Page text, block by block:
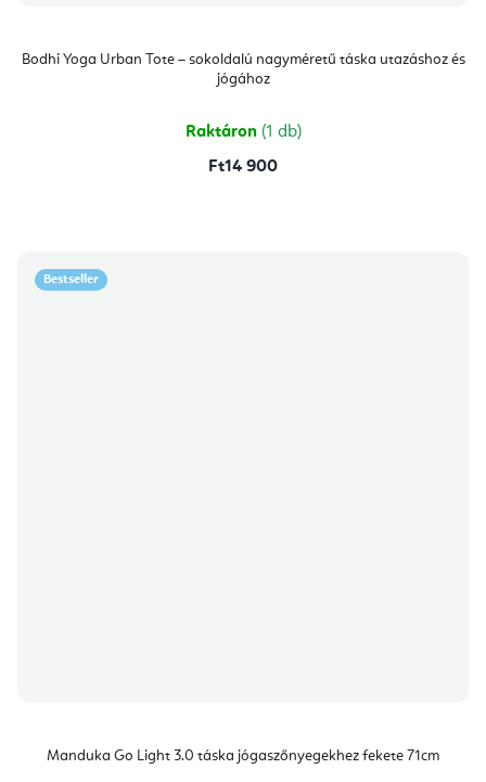
Bodhi Yoga Urban Tote – sokoldalú nagyméretű táska utazáshoz és
jógához
Raktáron (1 db)
Ft14 900
Bestseller
Manduka Go Light 3.0 táska jógaszőnyegekhez fekete 71cm